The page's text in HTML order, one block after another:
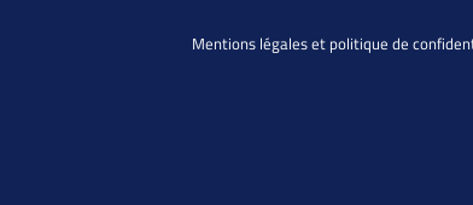
Mentions légales et politique de